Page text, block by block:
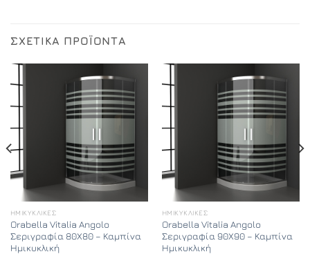
ΣΧΕΤΙΚΆ ΠΡΟΪΌΝΤΑ
ΗΜΙΚΥΚΛΙΚΈΣ
Orabella Vitalia Angolo
Σεριγραφία 80X80 – Καμπίνα
Ημικυκλική
ΗΜΙΚΥΚΛΙΚΈΣ
Orabella Vitalia Angolo
Σεριγραφία 90X90 – Καμπίνα
Ημικυκλική